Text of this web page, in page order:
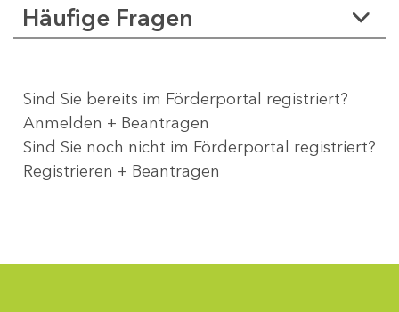
Häufige Fragen
Sind Sie bereits im Förderportal registriert?
Anmelden + Beantragen
Sind Sie noch nicht im Förderportal registriert?
Registrieren + Beantragen